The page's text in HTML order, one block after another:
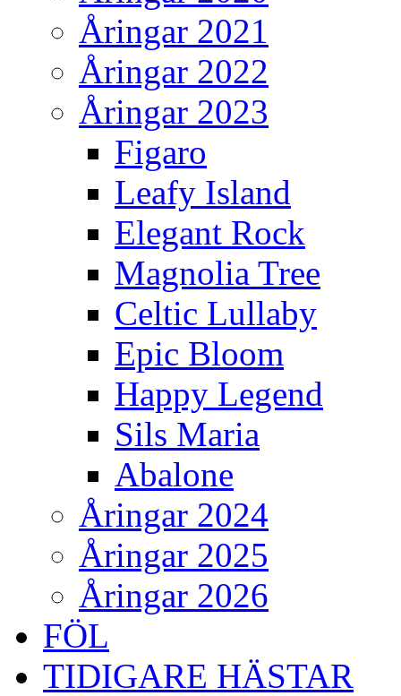
Åringar 2021
Åringar 2022
Åringar 2023
Figaro
Leafy Island
Elegant Rock
Magnolia Tree
Celtic Lullaby
Epic Bloom
Happy Legend
Sils Maria
Abalone
Åringar 2024
Åringar 2025
Åringar 2026
FÖL
TIDIGARE HÄSTAR